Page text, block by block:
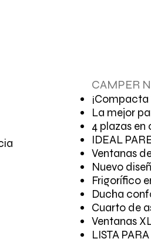
CAMPER
¡Compacta
La mejor
4 plazas
IDEAL
Ventanas
Nuevo
Frigorífico
Ducha
Cuarto de
Ventanas
LISTA